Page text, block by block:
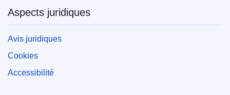
Aspects juridiques
Avis juridiques
Cookies
Accessibilité